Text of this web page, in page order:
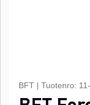
BFT | Tuotenro: